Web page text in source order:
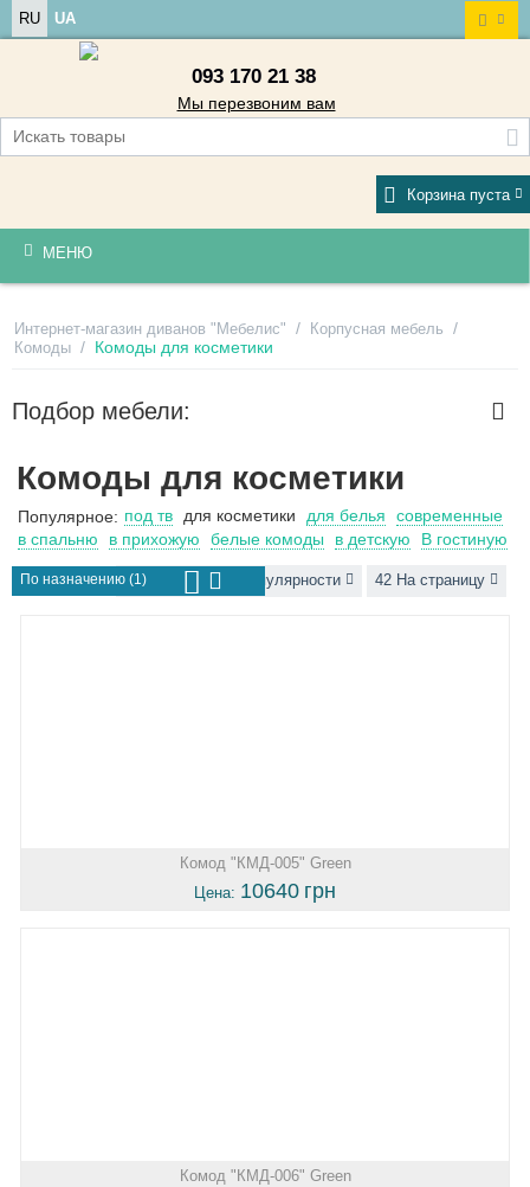
RU UA
093 170 21 38
Мы перезвоним вам
Корзина пуста
МЕНЮ
Интернет-магазин диванов "Мебелис" / Корпусная мебель /
Комоды / Комоды для косметики
Подбор мебели:
Комоды для косметики
Популярное: под тв для косметики для белья
современные
в спальню
в прихожую белые комоды в детскую В гостиную
По назначению (1)Сортировать по популярности 42 На страницу
Комод "КМД-005" Green
Цена: 10640 грн
Комод "КМД-006" Green